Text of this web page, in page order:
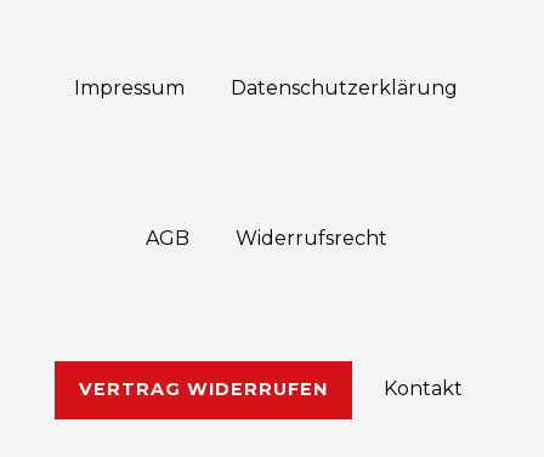
Impressum Daten­schutz­erklärung
AGB Widerrufs­recht
VERTRAG WIDERRUFEN Kontakt